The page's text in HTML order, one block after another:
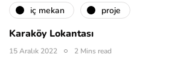
i̇ç mekan proje
Karaköy Lokantası
15 Aralık 2022 2 Mins read